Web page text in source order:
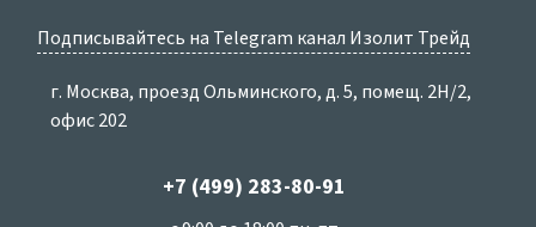
Подписывайтесь на Telegram канал Изолит Трейд
г. Москва, проезд Ольминского, д. 5, помещ. 2Н/2,
офис 202
+7 (499) 283-80-91